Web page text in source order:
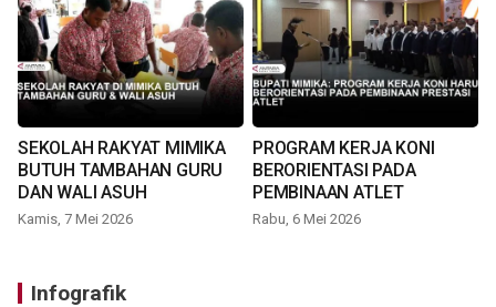
SEKOLAH RAKYAT MIMIKA
BUTUH TAMBAHAN GURU
DAN WALI ASUH
Kamis, 7 Mei 2026
PROGRAM KERJA KONI
BERORIENTASI PADA
PEMBINAAN ATLET
Rabu, 6 Mei 2026
Infografik